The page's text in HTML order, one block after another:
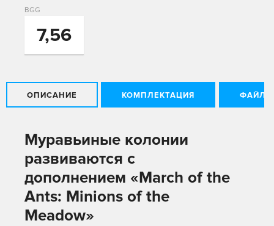
BGG
7,56
ОПИСАНИЕ КОМПЛЕКТАЦИЯ ФАЙЛЫ
Муравьиные колонии
развиваются с
дополнением «March of the
Ants: Minions of the
Meadow»